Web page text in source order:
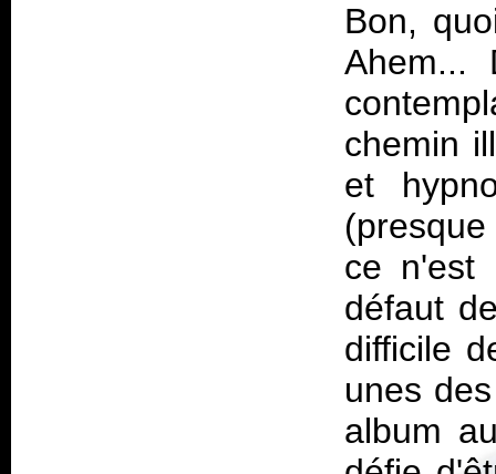
Bon,
Ahem...
chemin
et
ce n'est
défaut
difficile
unes
album